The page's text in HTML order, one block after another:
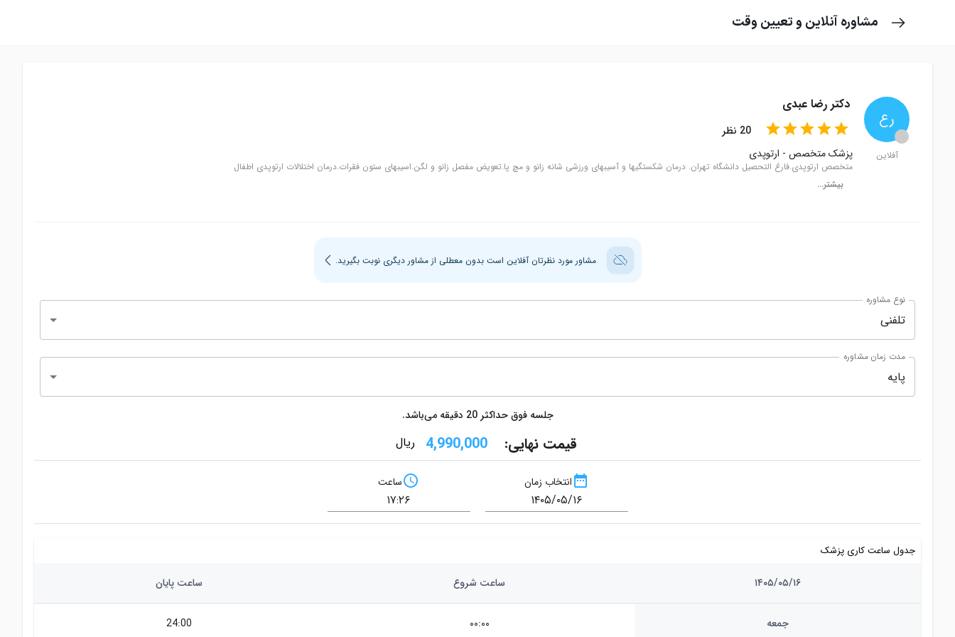
مشاوره آنلاین و تعیین وقت
ر‌ع
circle
آفلاین
دکتر رضا عبدی
star
starstar
starstar
starstar
starstar
star
20 نظر
پزشک متخصص - ارتوپدی
متخصص ارتوپدی.فارغ التحصیل دانشگاه تهران. درمان شکستگیها و آسیبهای ورزشی شانه زانو و مچ پا.تعویض مفصل زانو و لگن.اسیبهای ستون فقرات.درمان اختلالات ارتوپدی اطفال
بیشتر...
مشاور مورد نظرتان آفلاین است بدون معطلی از مشاور دیگری نوبت بگیرید.
نوع مشاوره
تلفنی
مدت زمان مشاوره
پایه
جلسه فوق حداکثر20 دقیقه می‌باشد.
قیمت نهایی: 4,990,000 ریال
انتخاب زمان ساعت
جدول ساعت کاری پزشک
۱۴۰۵/۰۵/۱۶ ساعت شروع ساعت پایان
جمعه ۰۰:۰۰ 24:00